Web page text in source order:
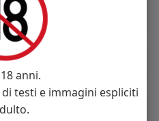
anni.
testi e immagini espliciti